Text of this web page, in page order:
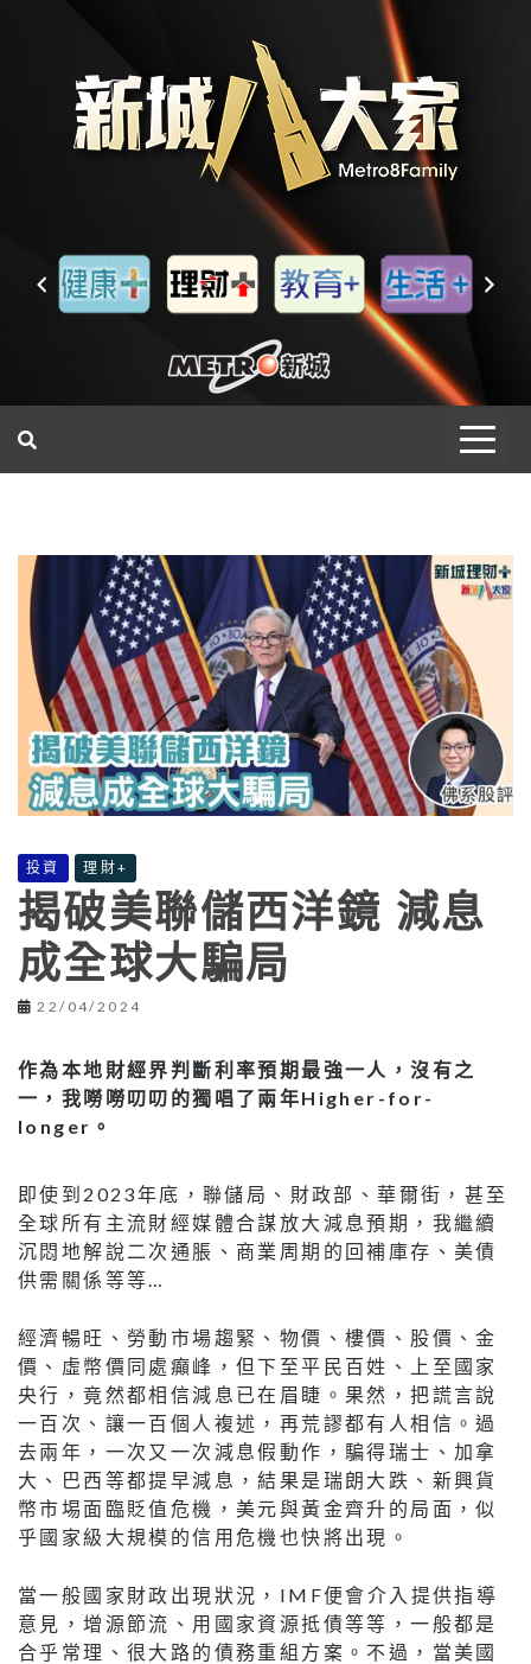
投資 理財+
揭破美聯儲西洋鏡 減息
成全球大騙局
22/04/2024
作為本地財經界判斷利率預期最強一人，沒有之
一，我嘮嘮叨叨的獨唱了兩年Higher-for-
longer。
即使到2023年底，聯儲局、財政部、華爾街，甚至
全球所有主流財經媒體合謀放大減息預期，我繼續
沉悶地解說二次通脹、商業周期的回補庫存、美債
供需關係等等…
經濟暢旺、勞動市場趨緊、物價、樓價、股價、金
價、虛幣價同處癲峰，但下至平民百姓、上至國家
央行，竟然都相信減息已在眉睫。果然，把謊言說
一百次、讓一百個人複述，再荒謬都有人相信。過
去兩年，一次又一次減息假動作，騙得瑞士、加拿
大、巴西等都提早減息，結果是瑞朗大跌、新興貨
幣市埸面臨貶值危機，美元與黃金齊升的局面，似
乎國家級大規模的信用危機也快將出現。
當一般國家財政出現狀況，IMF便會介入提供指導
意見，增源節流、用國家資源抵債等等，一般都是
合乎常理、很大路的債務重組方案。不過，當美國